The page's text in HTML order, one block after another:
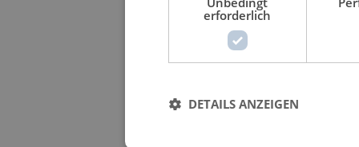
erforderlich
DETAILS ANZEIGEN